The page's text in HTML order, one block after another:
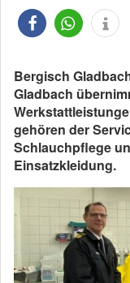
Bergisch
Gladbach
gehören der
Schlauchpflege
Einsatzkleidung.